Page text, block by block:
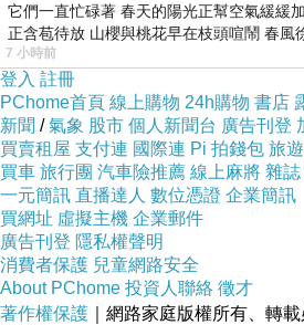
它們一直忙碌著 春天的陽光正幫空氣緩緩
正含苞待放 山櫻與桃花早在枝頭喧鬧 春風
7 小時前
登入 註冊
PChome首頁 線上購物 24h購物 書店
新聞 /氣象 股市 個人新聞台 廣告刊登
買賣租屋 支付連 國際連 Pi 拍錢包 旅遊
買車 旅行團 汽車險推薦 線上麻將 雜誌
一元簡訊 直播達人 數位憑證 企業簡訊
買網址 虛擬主機 企業郵件
廣告刊登 隱私權聲明
消費者保護 兒童網路安全
About PChome 投資人聯絡 徵才
著作權保護 ｜網路家庭版權所有、轉